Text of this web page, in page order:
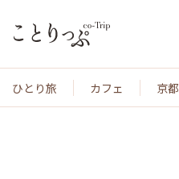
ひとり旅 カフェ 京都